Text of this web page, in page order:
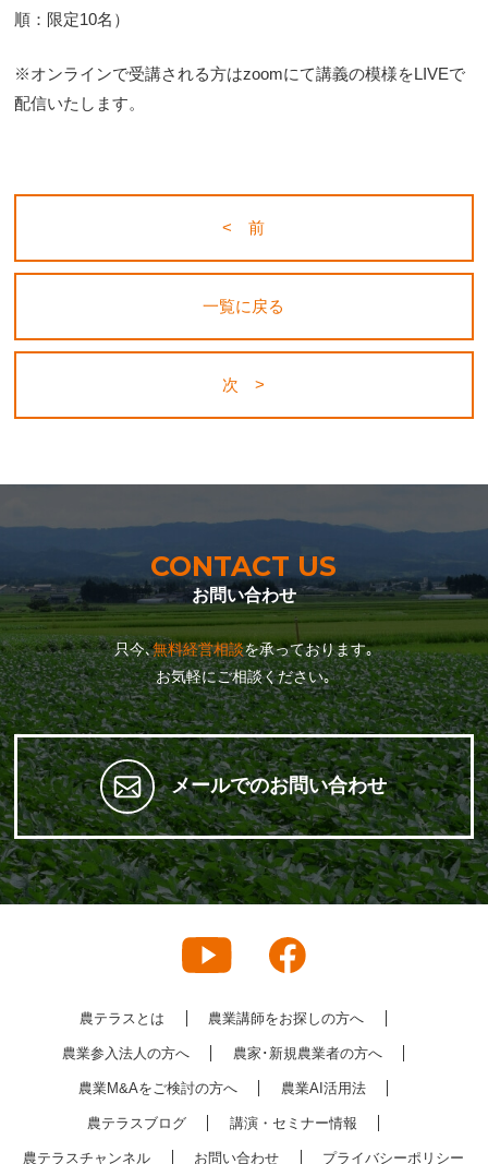
順：限定10名）
※オンラインで受講される方はzoomにて講義の模様をLIVEで
配信いたします。
< 前
一覧に戻る
次 >
CONTACT US
お問い合わせ
只今､無料経営相談を承っております｡
お気軽にご相談ください｡
メールでのお問い合わせ
農テラスとは 農業講師をお探しの方へ
農業参入法人の方へ 農家･新規農業者の方へ
農業M&Aをご検討の方へ 農業AI活用法
農テラスブログ 講演・セミナー情報
農テラスチャンネル お問い合わせ プライバシーポリシー